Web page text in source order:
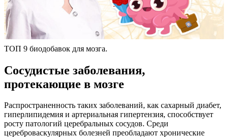
ТОП 9 биодобавок для мозга.
Сосудистые заболевания,
протекающие в мозге
Распространенность таких заболеваний, как сахарный диабет,
гиперлипидемия и артериальная гипертензия, способствует
росту патологий церебральных сосудов. Среди
цереброваскулярных болезней преобладают хронические